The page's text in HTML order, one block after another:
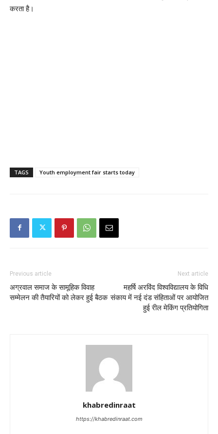
करता है।
TAGS Youth employment fair starts today
Previous article
अग्रवाल समाज के सामूहिक विवाह
सम्मेलन की तैयारियों को लेकर हुई बैठक
Next article
महर्षि अरविंद विश्वविद्यालय के विधि
संकाय में नई दंड संहिताओं पर आयोजित
हुई रील मेकिंग प्रतियोगिता
khabredinraat
https://khabredinraat.com